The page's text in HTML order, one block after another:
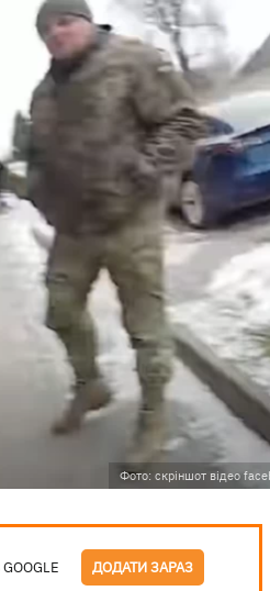
Фото: скріншот відео
ДОДАТИ ЗАРАЗ